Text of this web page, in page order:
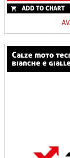
ADD TO CHART
calze moto tecniche sportive invernali nere,
bianche e